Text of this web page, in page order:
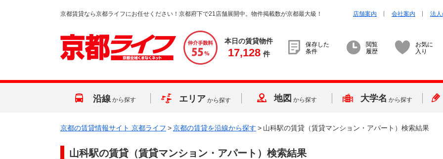
京都賃貸なら京都ライフにお任せください！京都府下で21店舗展開中。物件掲載数が京都最大級！ 店舗案内 会社案内 法
本日の賃貸物件
17,128 件
保存した
条件
閲覧
履歴
お気に
入り
沿線 から探す エリア から探す 地図 から探す 大学名 から探す
京都の賃貸情報サイト 京都ライフ >京都の賃貸を沿線から探す > 山科駅の賃貸（賃貸マンション・アパート）検索結果
山科駅の賃貸（賃貸マンション・アパート）検索結果